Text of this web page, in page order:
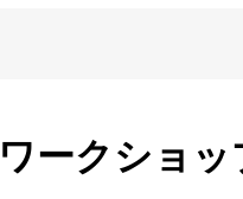
ークショッ